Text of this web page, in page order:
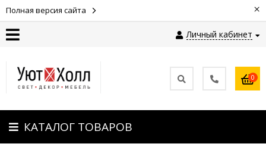
Полная версия сайта ×
Личный кабинет
Оплата
Доставка
0
КАТАЛОГ ТОВАРОВ